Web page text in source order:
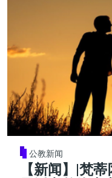
公教新闻
【新闻】|梵